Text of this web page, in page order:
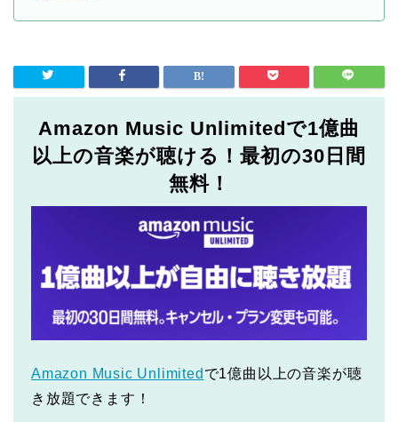
Amazon Music Unlimitedで1億曲
以上の音楽が聴ける！最初の30日間
無料！
Amazon Music Unlimited で1億曲以上の音楽が聴
き放題できます！